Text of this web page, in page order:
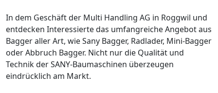
In dem Geschäft der Multi Handling AG in Roggwil und
entdecken Interessierte das umfangreiche Angebot aus
Bagger aller Art, wie Sany Bagger, Radlader, Mini-Bagger
oder Abbruch Bagger. Nicht nur die Qualität und
Technik der SANY-Baumaschinen überzeugen
eindrücklich am Markt.